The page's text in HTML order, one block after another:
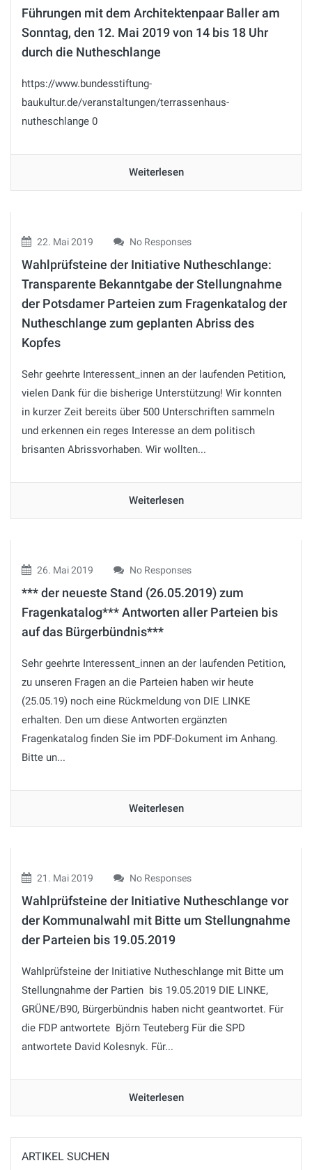
Führungen mit dem Architektenpaar Baller am
Sonntag, den 12. Mai 2019 von 14 bis 18 Uhr
durch die Nutheschlange
https://www.bundesstiftung-
baukultur.de/veranstaltungen/terrassenhaus-
nutheschlange 0
Weiterlesen
22. Mai 2019 No Responses
Wahlprüfsteine der Initiative Nutheschlange:
Transparente Bekanntgabe der Stellungnahme
der Potsdamer Parteien zum Fragenkatalog der
Nutheschlange zum geplanten Abriss des
Kopfes
Sehr geehrte Interessent_innen an der laufenden Petition,
vielen Dank für die bisherige Unterstützung! Wir konnten
in kurzer Zeit bereits über 500 Unterschriften sammeln
und erkennen ein reges Interesse an dem politisch
brisanten Abrissvorhaben. Wir wollten...
Weiterlesen
26. Mai 2019 No Responses
*** der neueste Stand (26.05.2019) zum
Fragenkatalog*** Antworten aller Parteien bis
auf das Bürgerbündnis***
Sehr geehrte Interessent_innen an der laufenden Petition,
zu unseren Fragen an die Parteien haben wir heute
(25.05.19) noch eine Rückmeldung von DIE LINKE
erhalten. Den um diese Antworten ergänzten
Fragenkatalog finden Sie im PDF-Dokument im Anhang.
Bitte un...
Weiterlesen
21. Mai 2019 No Responses
Wahlprüfsteine der Initiative Nutheschlange vor
der Kommunalwahl mit Bitte um Stellungnahme
der Parteien bis 19.05.2019
Wahlprüfsteine der Initiative Nutheschlange mit Bitte um
Stellungnahme der Partien bis 19.05.2019 DIE LINKE,
GRÜNE/B90, Bürgerbündnis haben nicht geantwortet. Für
die FDP antwortete Björn Teuteberg Für die SPD
antwortete David Kolesnyk. Für...
Weiterlesen
ARTIKEL SUCHEN